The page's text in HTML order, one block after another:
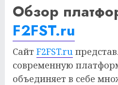
Обзор
F2FST.ru
Сайт F2FST.ru
современную
объединяет в себе